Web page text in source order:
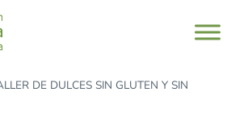
DE DULCES SIN GLUTEN Y SIN